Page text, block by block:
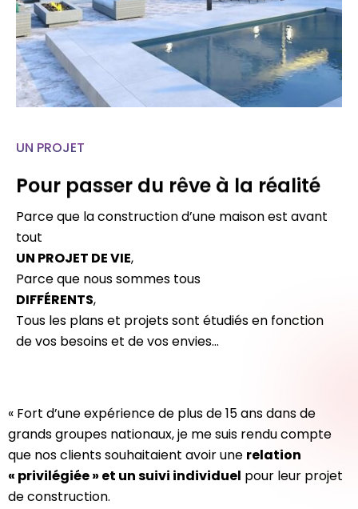
UN PROJET
Pour passer du rêve à la réalité
Parce que la construction d’une maison est avant
tout
UN PROJET DE VIE,
Parce que nous sommes tous
DIFFÉRENTS,
Tous les plans et projets sont étudiés en fonction
de vos besoins et de vos envies…
« Fort d’une expérience de plus de 15 ans dans de
grands groupes nationaux, je me suis rendu compte
que nos clients souhaitaient avoir une relation
« privilégiée » et un suivi individuel pour leur projet
de construction.